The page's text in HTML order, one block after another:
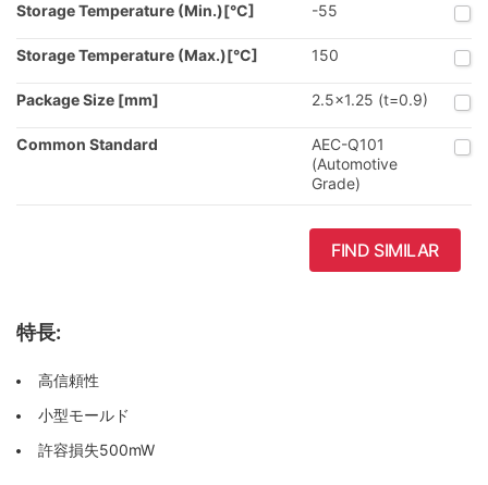
Storage Temperature (Min.)[°C] -55
Storage Temperature (Max.)[°C] 150
Package Size [mm] 2.5x1.25 (t=0.9)
Common Standard
AEC-Q101
(Automotive
Grade)
FIND SIMILAR
特長:
高信頼性
小型モールド
許容損失500mW